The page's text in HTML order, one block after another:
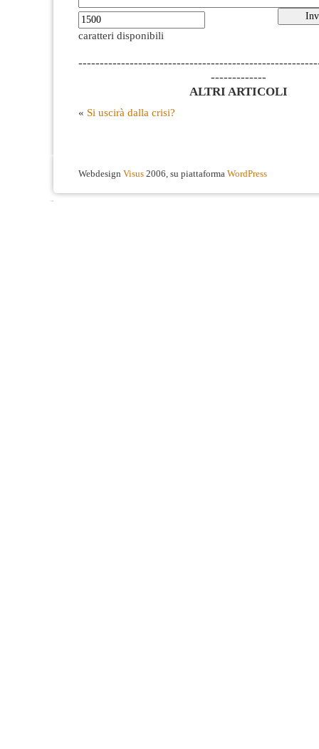
caratteri disponibili
-------------
ALTRI ARTICOLI
« Si uscirà dalla crisi?
Webdesign Visus 2006, su piattaforma WordPress